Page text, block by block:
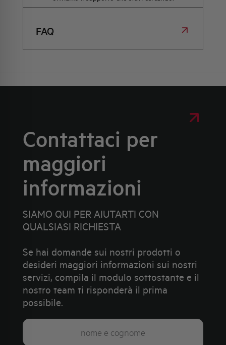
FAQ
Contattaci per
maggiori
informazioni
SIAMO QUI PER AIUTARTI CON
QUALSIASI RICHIESTA
Se hai domande sui nostri prodotti o
desideri maggiori informazioni sui nostri
servizi, compila il modulo sottostante e il
nostro team ti risponderà il prima
possibile.